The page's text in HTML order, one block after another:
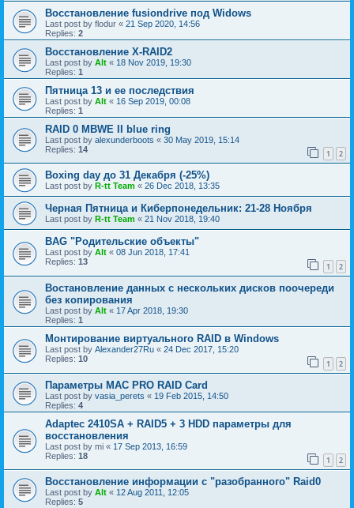
Восстановление fusiondrive под Widows
Last post by flodur « 21 Sep 2020, 14:56
Replies: 2
Восстановление X-RAID2
Last post by Alt « 18 Nov 2019, 19:30
Replies: 1
Пятница 13 и ее последствия
Last post by Alt « 16 Sep 2019, 00:08
Replies: 1
RAID 0 MBWE II blue ring
Last post by alexunderboots « 30 May 2019, 15:14
Replies: 14 1 2
Boxing day до 31 Декабря (-25%)
Last post by R-tt Team « 26 Dec 2018, 13:35
Черная Пятница и Киберпонедельник: 21-28 Ноября
Last post by R-tt Team « 21 Nov 2018, 19:40
BAG "Родительские объекты"
Last post by Alt « 08 Jun 2018, 17:41
Replies: 13 1 2
Востановление данных с нескольких дисков поочереди
без копирования
Last post by Alt « 17 Apr 2018, 19:30
Replies: 1
Монтирование виртуального RAID в Windows
Last post by Alexander27Ru « 24 Dec 2017, 15:20
Replies: 10 1 2
Параметры МАС PRO RAID Card
Last post by vasia_perets « 19 Feb 2015, 14:50
Replies: 4
Adaptec 2410SA + RAID5 + 3 HDD параметры для
восстановления
Last post by mi « 17 Sep 2013, 16:59
Replies: 18 1 2
Восстановление информации с "разобранного" Raid0
Last post by Alt « 12 Aug 2011, 12:05
Replies: 5